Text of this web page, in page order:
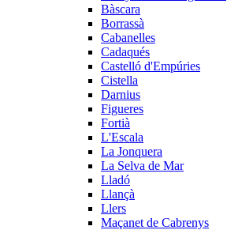
Bàscara
Borrassà
Cabanelles
Cadaqués
Castelló d'Empúries
Cistella
Darnius
Figueres
Fortià
L'Escala
La Jonquera
La Selva de Mar
Lladó
Llançà
Llers
Maçanet de Cabrenys